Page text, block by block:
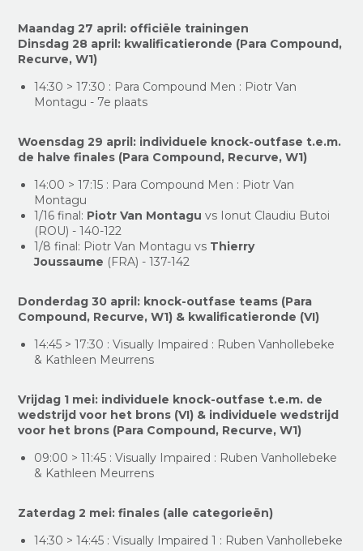
Maandag 27 april: officiële trainingen
Dinsdag 28 april: kwalificatieronde (Para Compound,
Recurve, W1)
14:30 > 17:30 : Para Compound Men : Piotr Van
Montagu - 7e plaats
Woensdag 29 april: individuele knock-outfase t.e.m.
de halve finales (Para Compound, Recurve, W1)
14:00 > 17:15 : Para Compound Men : Piotr Van
Montagu
1/16 final: Piotr Van Montagu vs Ionut Claudiu Butoi
(ROU) - 140-122
1/8 final: Piotr Van Montagu vs Thierry
Joussaume (FRA) - 137-142
Donderdag 30 april: knock-outfase teams (Para
Compound, Recurve, W1) & kwalificatieronde (VI)
14:45 > 17:30 : Visually Impaired : Ruben Vanhollebeke
& Kathleen Meurrens
Vrijdag 1 mei: individuele knock-outfase t.e.m. de
wedstrijd voor het brons (VI) & individuele wedstrijd
voor het brons (Para Compound, Recurve, W1)
09:00 > 11:45 : Visually Impaired : Ruben Vanhollebeke
& Kathleen Meurrens
Zaterdag 2 mei: finales (alle categorieën)
14:30 > 14:45 : Visually Impaired 1 : Ruben Vanhollebeke